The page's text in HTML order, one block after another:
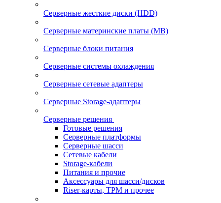
Серверные жесткие диски (HDD)
Серверные материнские платы (MB)
Серверные блоки питания
Серверные системы охлаждения
Серверные сетевые адаптеры
Серверные Storage-адаптеры
Серверные решения
Готовые решения
Серверные платформы
Серверные шасси
Сетевые кабели
Storage-кабели
Питания и прочие
Аксессуары для шасси/дисков
Riser-карты, TPM и прочее